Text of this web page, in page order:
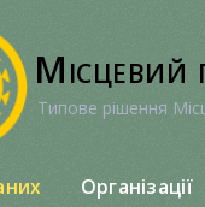
Місцевий
Типове рішення
Організації